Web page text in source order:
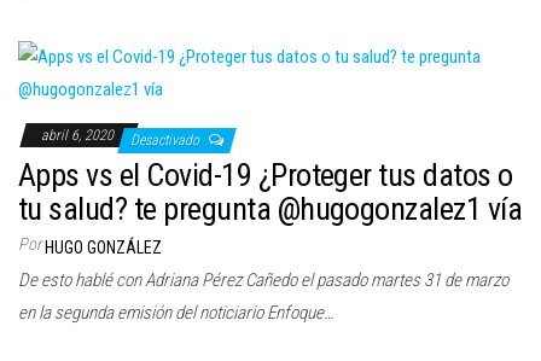
abril 6, 2020 Desactivado
Apps vs el Covid-19 ¿Proteger tus datos o
tu salud? te pregunta @hugogonzalez1 vía
Por HUGO GONZÁLEZ
De esto hablé con Adriana Pérez Cañedo el pasado martes 31 de marzo
en la segunda emisión del noticiario Enfoque…